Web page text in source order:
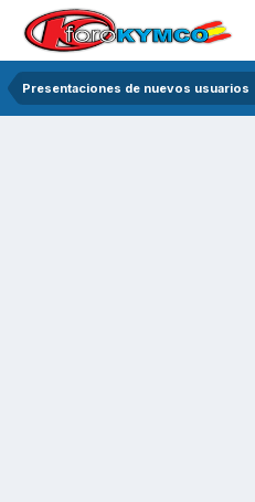
Presentaciones de nuevos usuarios